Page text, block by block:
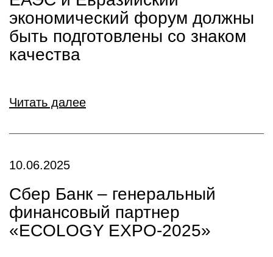
экономический форум должны
быть подготовлены со знаком
качества
Читать далее
10.06.2025
Сбер Банк – генеральный
финансовый партнер
«ECOLOGY EXPO-2025»